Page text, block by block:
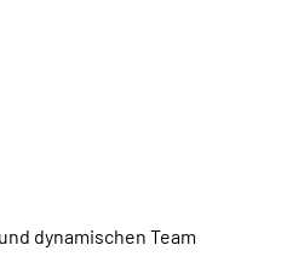
dynamischen Team